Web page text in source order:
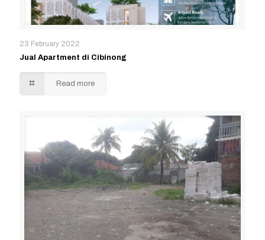
23 February 2022
Jual Apartment di Cibinong
Read more